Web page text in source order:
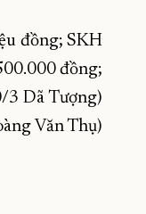
đồng; SKH
đồng;
3 Dã Tượng)
Văn Thụ)